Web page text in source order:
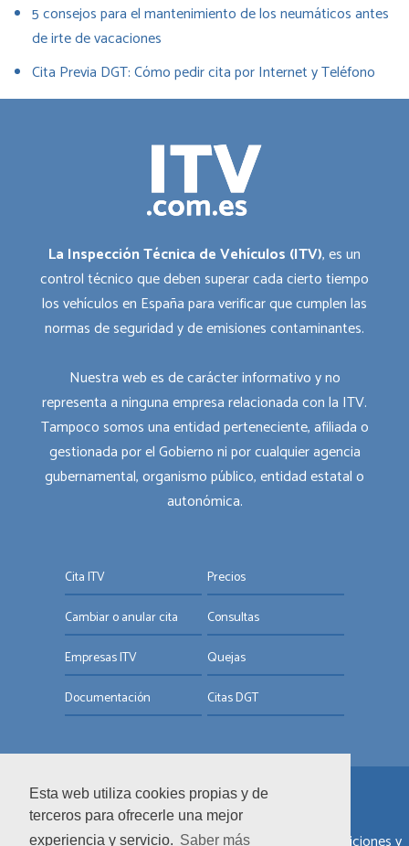
Esta web utiliza cookies propias y de
terceros para ofrecerle una mejor
experiencia y servicio. Saber más
5 consejos para el mantenimiento de los neumáticos antes
de irte de vacaciones
Cita Previa DGT: Cómo pedir cita por Internet y Teléfono
La Inspección Técnica de Vehículos (ITV), es un
control técnico que deben superar cada cierto tiempo
los vehículos en España para verificar que cumplen las
normas de seguridad y de emisiones contaminantes.
Nuestra web es de carácter informativo y no
representa a ninguna empresa relacionada con la ITV.
Tampoco somos una entidad perteneciente, afiliada o
gestionada por el Gobierno ni por cualquier agencia
gubernamental, organismo público, entidad estatal o
autonómica.
Cita ITV
Cambiar o anular cita
Empresas ITV
Documentación
Precios
Consultas
Quejas
Citas DGT
© ITV.com.es